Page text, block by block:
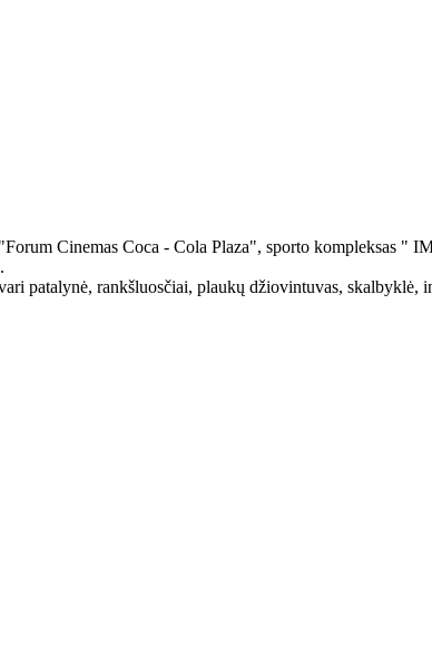
Cinemas Coca - Cola Plaza", sporto kompleksas "
patalynė, rankšluosčiai, plaukų džiovintuvas, skalbyklė,